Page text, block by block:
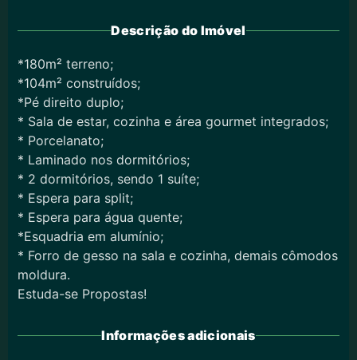
Descrição do Imóvel
*180m² terreno;
*104m² construídos;
*Pé direito duplo;
* Sala de estar, cozinha e área gourmet integrados;
* Porcelanato;
* Laminado nos dormitórios;
* 2 dormitórios, sendo 1 suíte;
* Espera para split;
* Espera para água quente;
*Esquadria em alumínio;
* Forro de gesso na sala e cozinha, demais cômodos
moldura.
Estuda-se Propostas!
Informações adicionais